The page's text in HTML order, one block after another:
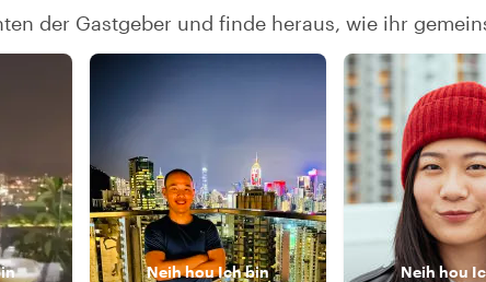
der Gastgeber und finde heraus, wie ihr
Neih houIch bin Neih hou